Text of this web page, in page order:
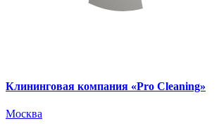
Клининговая компания «Pro Cleaning»
Москва